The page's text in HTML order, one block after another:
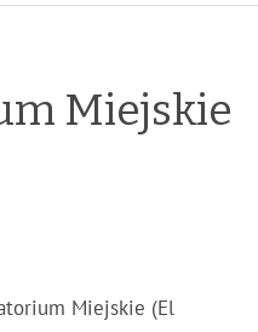
Miejskie
Miejskie (El